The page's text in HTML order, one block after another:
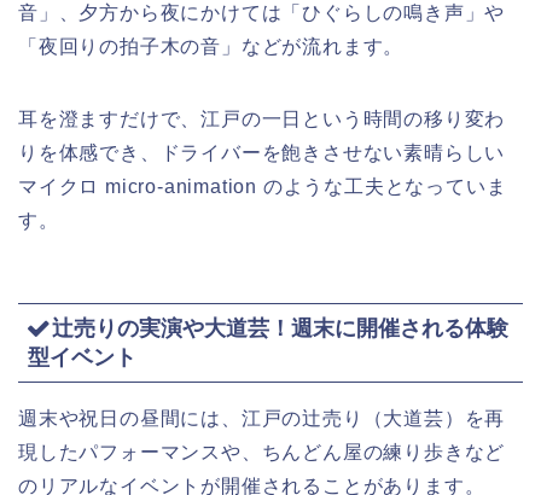
音」、夕方から夜にかけては「ひぐらしの鳴き声」や
「夜回りの拍子木の音」などが流れます。
耳を澄ますだけで、江戸の一日という時間の移り変わ
りを体感でき、ドライバーを飽きさせない素晴らしい
マイクロ micro-animation のような工夫となっていま
す。
辻売りの実演や大道芸！週末に開催される体験
型イベント
週末や祝日の昼間には、江戸の辻売り（大道芸）を再
現したパフォーマンスや、ちんどん屋の練り歩きなど
のリアルなイベントが開催されることがあります。